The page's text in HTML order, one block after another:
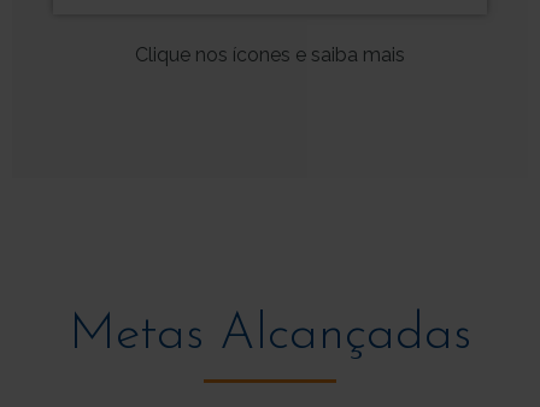
Clique nos ícones e saiba mais
Metas Alcançadas